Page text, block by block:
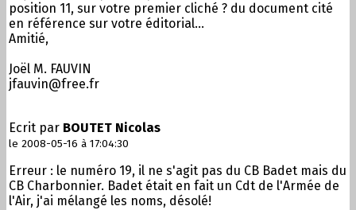
position 11, sur votre premier cliché ? du document cité
en référence sur votre éditorial...
Amitié,
Joël M. FAUVIN
jfauvin@free.fr
Ecrit par BOUTET Nicolas
le 2008-05-16 à 17:04:30
Erreur : le numéro 19, il ne s'agit pas du CB Badet mais du
CB Charbonnier. Badet était en fait un Cdt de l'Armée de
l'Air, j'ai mélangé les noms, désolé!